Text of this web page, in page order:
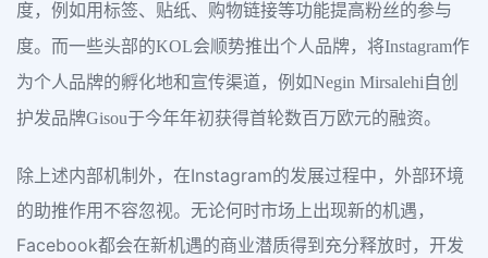
度，例如用标签、贴纸、购物链接等功能提高粉丝的参与
度。而一些头部的KOL会顺势推出个人品牌，将Instagram作
为个人品牌的孵化地和宣传渠道，例如Negin Mirsalehi自创
护发品牌Gisou于今年年初获得首轮数百万欧元的融资。
除上述内部机制外，在Instagram的发展过程中，外部环境
的助推作用不容忽视。无论何时市场上出现新的机遇，
Facebook都会在新机遇的商业潜质得到充分释放时，开发